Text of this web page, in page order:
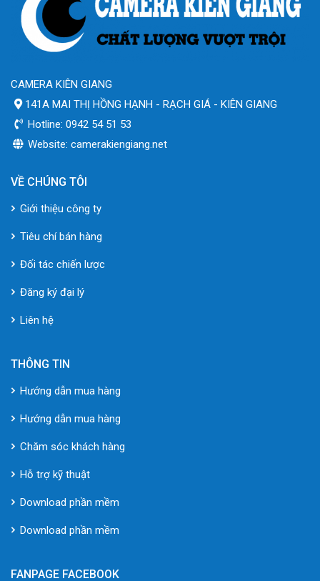
CAMERA KIÊN GIANG
141A MAI THỊ HỒNG HẠNH - RẠCH GIÁ - KIÊN GIANG
Hotline: 0942 54 51 53
Website: camerakiengiang.net
VỀ CHÚNG TÔI
Giới thiệu công ty
Tiêu chí bán hàng
Đối tác chiến lược
Đăng ký đại lý
Liên hệ
THÔNG TIN
Hướng dẫn mua hàng
Hướng dẫn mua hàng
Chăm sóc khách hàng
Hỗ trợ kỹ thuật
Download phần mềm
Download phần mềm
FANPAGE FACEBOOK